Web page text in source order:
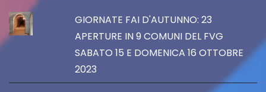
GIORNATE FAI D'AUTUNNO: 23
APERTURE IN 9 COMUNI DEL FVG
SABATO 15 E DOMENICA 16 OTTOBRE
2023